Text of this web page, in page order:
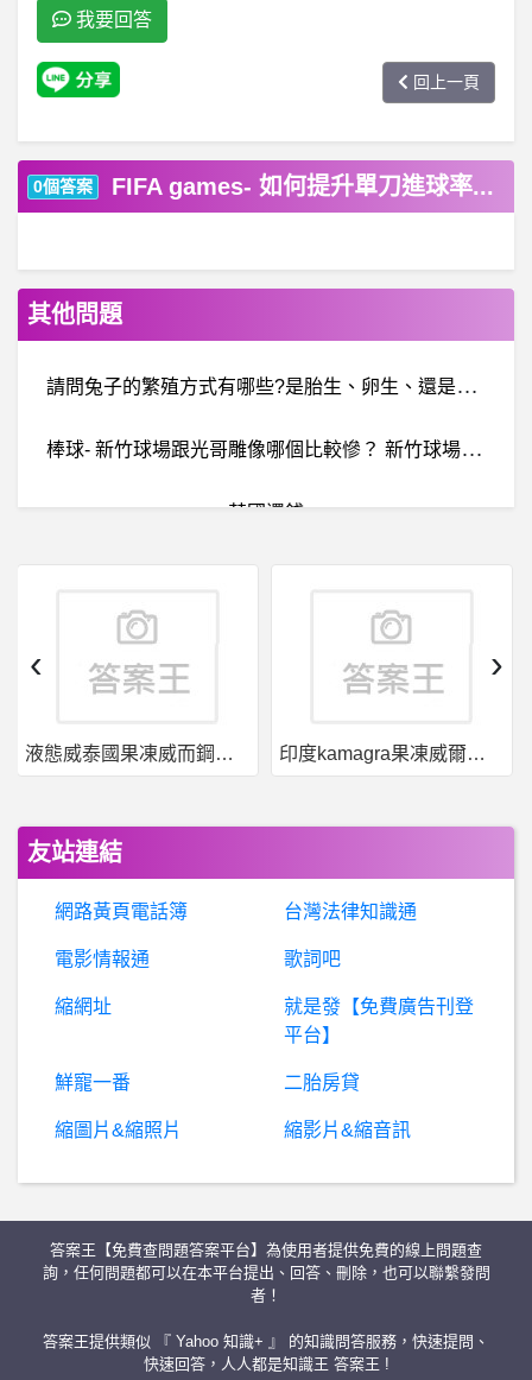
我要回答
回上一頁
0個答案 FIFA games- 如何提升單刀進球率...
其他問題
請
問兔子的繁殖方式有哪些?是胎生、卵生、還是卵胎生，不要太少。?
棒
球- 新竹球場跟光哥雕像哪個比較慘？ 新竹球場跟光哥雕像哪個比較慘？
英國還錢
B
aseballXXXX- 這兩個棒球迷信有科學根據嗎 這兩個棒球迷信有科學根據嗎
Instant_Mess- LINE 不要顯示貼圖
日本旅遊- 11月沖繩請益 11月沖繩請益
希洽- 小智他爸到底是誰？ 小智他爸到底是誰？
希
洽- 爐石走下坡是因為魅魔變成狗嗎 爐石走下坡是因為魅魔變成狗嗎
美
國籃球- 為什麼Duncan在進階數據DPM那麼強？ 為什麼Duncan在進階數據DPM那麼強？
液態威泰國果凍威而鋼哪裡買 印度kamagra果凍威爾剛用於治療男性勃起功能障礙
‹ ›
友站連結
網路黃頁電話簿 台灣法律知識通
電影情報通 歌詞吧
縮網址
就是發【免費廣告刊登
平台】
鮮寵一番 二胎房貸
縮圖片&縮照片 縮影片&縮音訊
答案王【免費查問題答案平台】為使用者提供免費的線上問題查
詢，任何問題都可以在本平台提出、回答、刪除，也可以聯繫發問
者！
答案王提供類似 『 Yahoo 知識+ 』 的知識問答服務，快速提問、
快速回答，人人都是知識王 答案王 !